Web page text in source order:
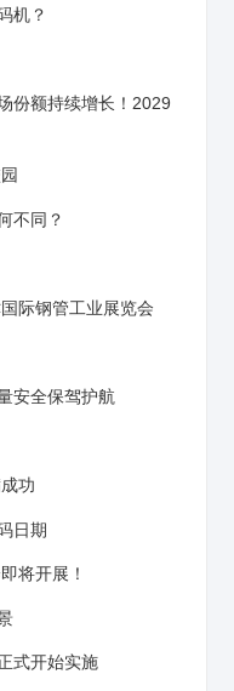
机？
份额持续增长！2029
不同？
际钢管工业展览会
安全保驾护航
功
日期
将开展！
式开始实施